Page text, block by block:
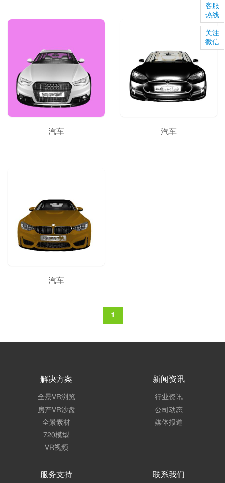
汽车 汽车
汽车
1
解决方案
全景VR浏览
房产VR沙盘
全景素材
720模型
VR视频
新闻资讯
行业资讯
公司动态
媒体报道
服务支持 联系我们
客服
热线
关注
微信